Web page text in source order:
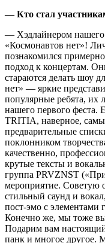
— Кто стал
— Хэдлайнером нашего
«Космонавтов нет»!
познакомился
подход к концертам.
стараются делать шоу
нет» — яркие
популярные ребята, их
нашего первого
TRITIA, наверное,
предварительные
поклонником
качественно,
крутые тексты и
группа PRVZNST
мероприятие. Советую
стильный саунд и
пост-эмо с элементами
Конечно же, мы тоже
Подарим вам
панк и многое другое.